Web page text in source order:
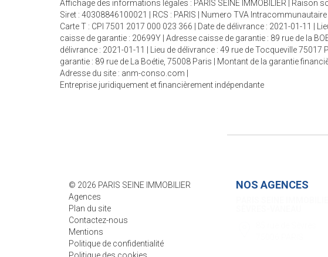
Affichage des informations légales : PARIS SEINE IMMOBILIER | Raison
Siret : 40308846100021 | RCS : PARIS | Numero TVA
Carte T : CPI 7501 2017 000 023 366 | Date de délivrance : 2021-01-11 |
caisse de garantie : 20699Y | Adresse caisse de garantie : 89 rue de la
délivrance : 2021-01-11 | Lieu de délivrance : 49 rue de Tocqueville
garantie : 89 rue de La Boétie, 75008 Paris | Montant de la garantie
Adresse du site : anm-conso.com
Entreprise juridiquement et financièrement indépendante
© 2026 PARIS SEINE IMMOBILIER
Agences
Plan du site
Contactez-nous
Mentions
Politique de confidentialité
NOS AGENCES